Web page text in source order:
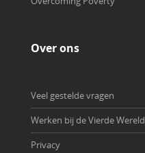
Over ons
Veel gestelde vragen
Werken bij de Vierde Wereld
Privacy